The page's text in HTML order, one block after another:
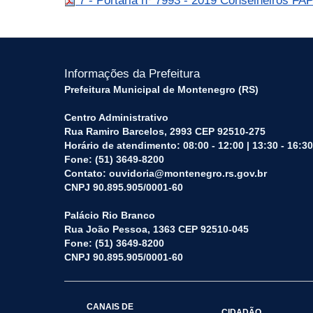
Informações da Prefeitura
Prefeitura Municipal de Montenegro (RS)
Centro Administrativo
Rua Ramiro Barcelos, 2993 CEP 92510-275
Horário de atendimento: 08:00 - 12:00 | 13:30 - 16:30
Fone: (51) 3649-8200
Contato: ouvidoria@montenegro.rs.gov.br
CNPJ 90.895.905/0001-60
Palácio Rio Branco
Rua João Pessoa, 1363 CEP 92510-045
Fone: (51) 3649-8200
CNPJ 90.895.905/0001-60
CANAIS DE